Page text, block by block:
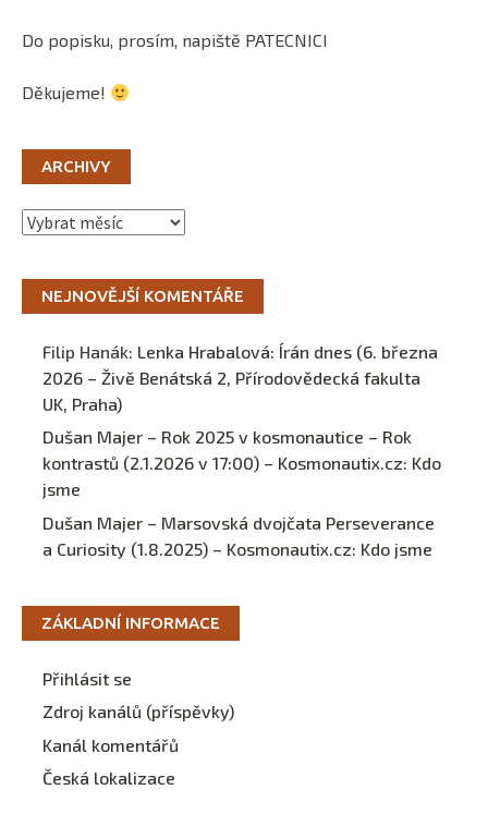
Do popisku, prosím, napiště PATECNICI
Děkujeme!
ARCHIVY
Archivy
NEJNOVĚJŠÍ KOMENTÁŘE
Filip Hanák: Lenka Hrabalová: Írán dnes (6. března
2026 – Živě Benátská 2, Přírodovědecká fakulta
UK, Praha)
Dušan Majer – Rok 2025 v kosmonautice – Rok
kontrastů (2.1.2026 v 17:00) – Kosmonautix.cz: Kdo
jsme
Dušan Majer – Marsovská dvojčata Perseverance
a Curiosity (1.8.2025) – Kosmonautix.cz: Kdo jsme
ZÁKLADNÍ INFORMACE
Přihlásit se
Zdroj kanálů (příspěvky)
Kanál komentářů
Česká lokalizace